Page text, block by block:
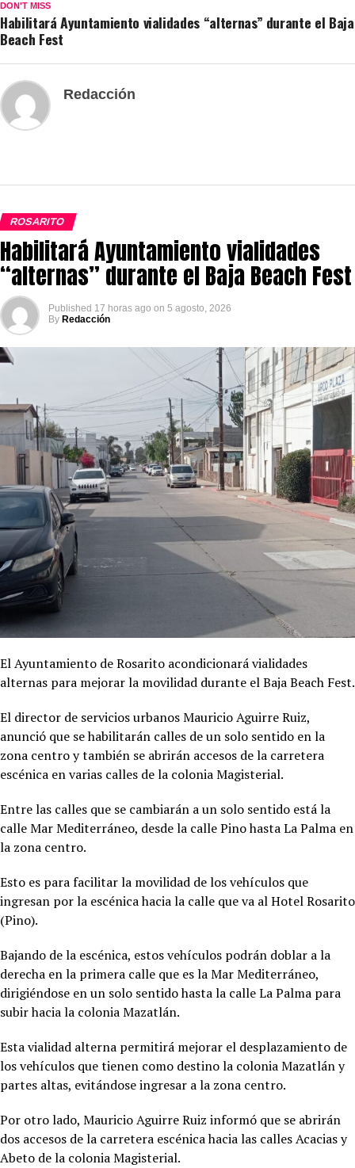
DON'T MISS
Habilitará Ayuntamiento vialidades “alternas” durante el Baja
Beach Fest
Redacción
ROSARITO
Habilitará Ayuntamiento vialidades
“alternas” durante el Baja Beach Fest
Published 17 horas ago on 5 agosto, 2026
By Redacción
El Ayuntamiento de Rosarito acondicionará vialidades
alternas para mejorar la movilidad durante el Baja Beach Fest.
El director de servicios urbanos Mauricio Aguirre Ruiz,
anunció que se habilitarán calles de un solo sentido en la
zona centro y también se abrirán accesos de la carretera
escénica en varias calles de la colonia Magisterial.
Entre las calles que se cambiarán a un solo sentido está la
calle Mar Mediterráneo, desde la calle Pino hasta La Palma en
la zona centro.
Esto es para facilitar la movilidad de los vehículos que
ingresan por la escénica hacia la calle que va al Hotel Rosarito
(Pino).
Bajando de la escénica, estos vehículos podrán doblar a la
derecha en la primera calle que es la Mar Mediterráneo,
dirigiéndose en un solo sentido hasta la calle La Palma para
subir hacia la colonia Mazatlán.
Esta vialidad alterna permitirá mejorar el desplazamiento de
los vehículos que tienen como destino la colonia Mazatlán y
partes altas, evitándose ingresar a la zona centro.
Por otro lado, Mauricio Aguirre Ruiz informó que se abrirán
dos accesos de la carretera escénica hacia las calles Acacias y
Abeto de la colonia Magisterial.